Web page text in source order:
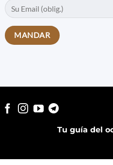
Tu guía del